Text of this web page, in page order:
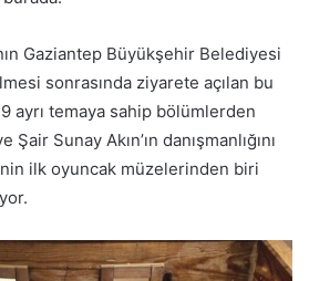
Gaziantep Büyükşehir Belediyesi
sonrasında ziyarete açılan bu
ayrı temaya sahip bölümlerden
Sunay Akın’ın danışmanlığını
ilk oyuncak müzelerinden biri